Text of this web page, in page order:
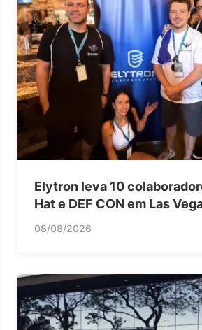
Elytron leva 10
Hat e DEF CON em Las
08/08/2026